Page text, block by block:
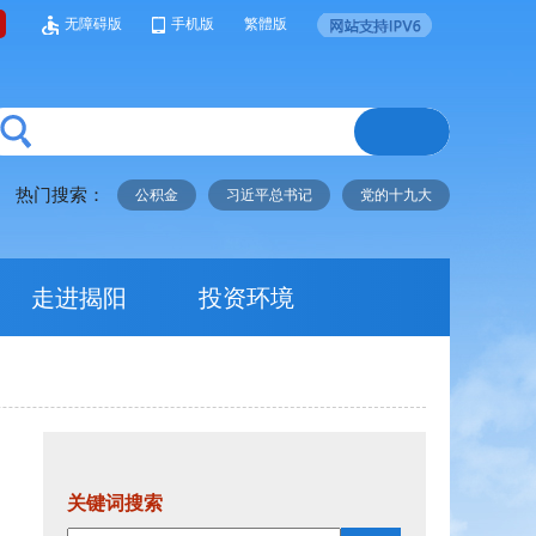
无障碍版 手机版 繁體版
热门搜索： 公积金 习近平总书记 党的十九大
走进揭阳 投资环境
关键词搜索